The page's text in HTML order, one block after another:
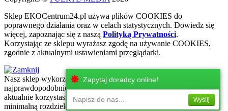
Sklep EKOCentrum24.pl używa plików COOKIES do
poprawnego działania oraz w celach statystycznych. Dowiedz się
więcej, zapoznając się z naszą Polityką Prywatności.
Korzystając ze sklepu wyrażasz zgodę na używanie COOKIES,
zgodnie z aktualnymi ustawieniami przeglądarki.
Nasz sklep wykorzystuje najnowsze technologie internetowe, które
najprawdopodobniej nie są wspierane przez urżadzenie, z którego
aktualnie korzystasz. Zachęcamy do korzystania z urzadzeń z
minimalną rozdzielczością ekranu 320 px!
Zapytaj doradcy online!
Napisz do nas... Wyślij